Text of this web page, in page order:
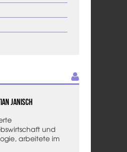
Janisch
und
arbeitete im